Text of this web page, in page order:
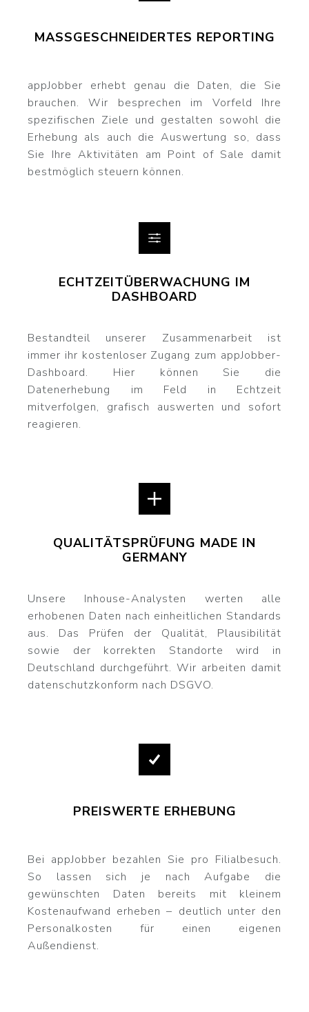
MASSGESCHNEIDERTES REPORTING
appJobber erhebt genau die Daten, die Sie
brauchen. Wir besprechen im Vorfeld Ihre
spezifischen Ziele und gestalten sowohl die
Erhebung als auch die Auswertung so, dass
Sie Ihre Aktivitäten am Point of Sale damit
bestmöglich steuern können.
ECHTZEITÜBERWACHUNG IM
DASHBOARD
Bestandteil unserer Zusammenarbeit ist
immer ihr kostenloser Zugang zum appJobber-
Dashboard. Hier können Sie die
Datenerhebung im Feld in Echtzeit
mitverfolgen, grafisch auswerten und sofort
reagieren.
QUALITÄTSPRÜFUNG MADE IN
GERMANY
Unsere Inhouse-Analysten werten alle
erhobenen Daten nach einheitlichen Standards
aus. Das Prüfen der Qualität, Plausibilität
sowie der korrekten Standorte wird in
Deutschland durchgeführt. Wir arbeiten damit
datenschutzkonform nach DSGVO.
PREISWERTE ERHEBUNG
Bei appJobber bezahlen Sie pro Filialbesuch.
So lassen sich je nach Aufgabe die
gewünschten Daten bereits mit kleinem
Kostenaufwand erheben – deutlich unter den
Personalkosten für einen eigenen
Außendienst.